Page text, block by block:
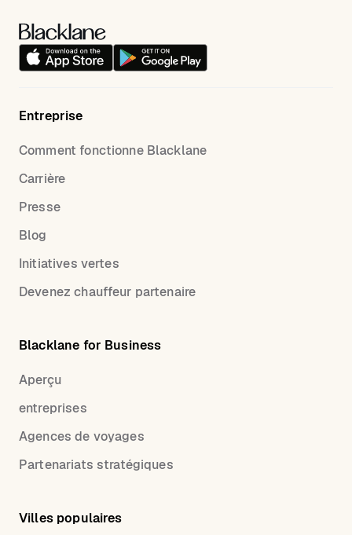
Entreprise
Comment fonctionne Blacklane
Carrière
Presse
Blog
Initiatives vertes
Devenez chauffeur partenaire
Blacklane for Business
Aperçu
entreprises
Agences de voyages
Partenariats stratégiques
Villes populaires